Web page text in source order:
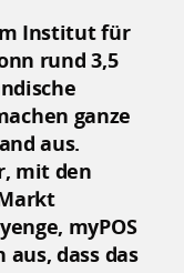
Institut für
rund 3,5
ganze
aus.
mit den
myPOS
dass das